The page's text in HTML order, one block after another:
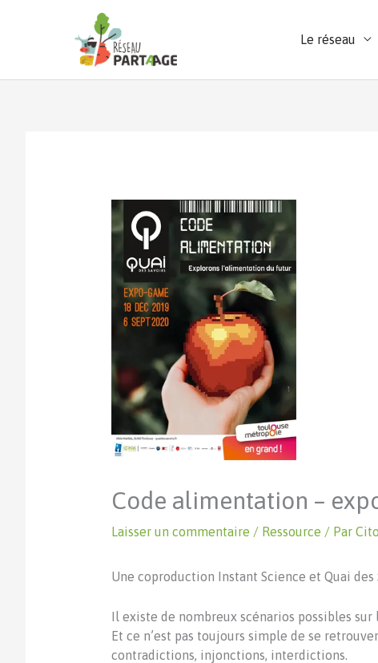
Le réseau
Code alimentation –
Laisser un commentaire / Ressource / Par
Une coproduction Instant Science et Quai des
Il existe de nombreux scénarios possibles
Et ce n’est pas toujours simple de se
contradictions, injonctions, interdictions.